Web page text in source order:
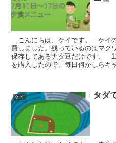
こんにちは、ケイです。 ケイ
費しました。残っているのはマク
保存してあるナタ豆だけです。
を購入したので、毎日何かしらキ
ケイ タダ